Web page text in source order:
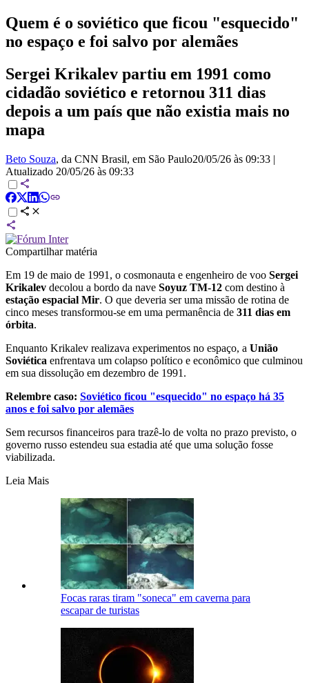
Quem é o soviético que ficou "esquecido"
no espaço e foi salvo por alemães
Sergei Krikalev partiu em 1991 como
cidadão soviético e retornou 311 dias
depois a um país que não existia mais no
mapa
Beto Souza, da CNN Brasil, em São Paulo20/05/26 às 09:33 |
Atualizado 20/05/26 às 09:33
Compartilhar matéria
Em 19 de maio de 1991, o cosmonauta e engenheiro de voo Sergei
Krikalev decolou a bordo da nave Soyuz TM-12 com destino à
estação espacial Mir. O que deveria ser uma missão de rotina de
cinco meses transformou-se em uma permanência de 311 dias em
órbita.
Enquanto Krikalev realizava experimentos no espaço, a União
Soviética enfrentava um colapso político e econômico que culminou
em sua dissolução em dezembro de 1991.
Relembre caso: Soviético ficou "esquecido" no espaço há 35
anos e foi salvo por alemães
Sem recursos financeiros para trazê-lo de volta no prazo previsto, o
governo russo estendeu sua estadia até que uma solução fosse
viabilizada.
Leia Mais
Focas raras tiram "soneca" em caverna para
escapar de turistas